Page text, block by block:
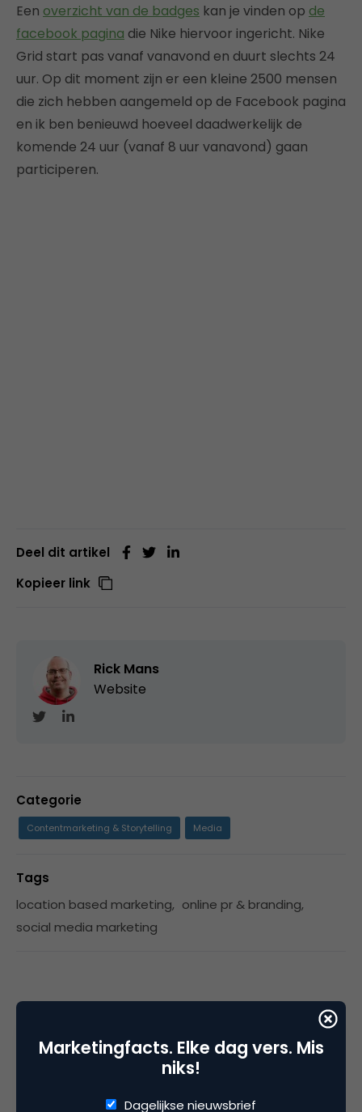
Een overzicht van de badges kan je vinden op de
facebook pagina die Nike hiervoor ingericht. Nike
Grid start pas vanaf vanavond en duurt slechts 24
uur. Op dit moment zijn er een kleine 2500 mensen
die zich hebben aangemeld op de Facebook pagina
en ik ben benieuwd hoeveel daadwerkelijk de
komende 24 uur (vanaf 8 uur vanavond) gaan
participeren.
Deel dit artikel
Kopieer link
Rick Mans
Website
Categorie
Contentmarketing & Storytelling Media
Tags
location based marketing, online pr & branding,
social media marketing
3 Reacties
Marketingfacts. Elke dag vers. Mis
niks!
Dagelijkse nieuwsbrief